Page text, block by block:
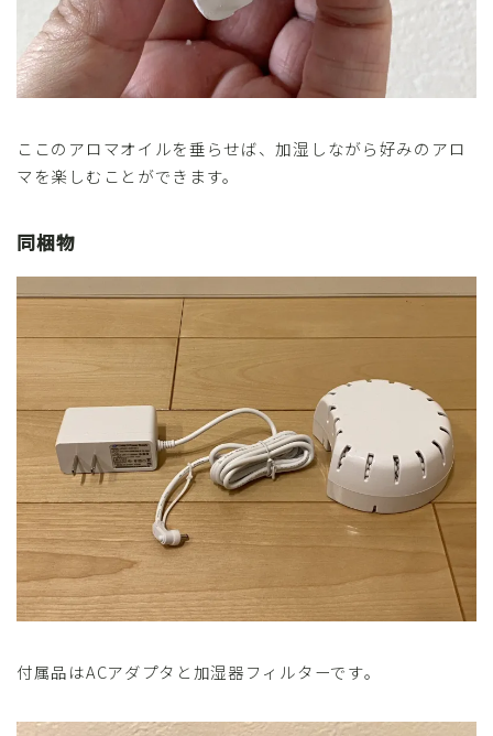
ここのアロマオイルを垂らせば、加湿しながら好みのアロ
マを楽しむことができます。
同梱物
付属品はACアダプタと加湿器フィルターです。